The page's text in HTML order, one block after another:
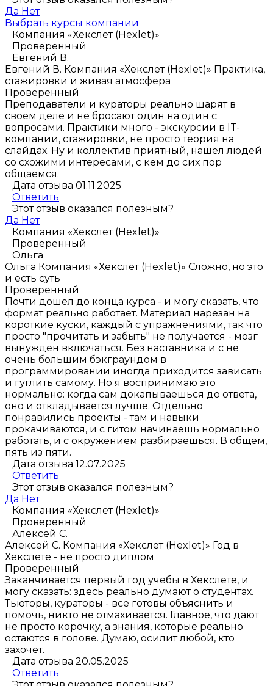
Да Нет
Выбрать курсы компании
Компания «Хекслет (Hexlet)»
Проверенный
Евгений В.
Евгений В. Компания «Хекслет (Hexlet)» Практика,
стажировки и живая атмосфера
Проверенный
Преподаватели и кураторы реально шарят в
своём деле и не бросают один на один с
вопросами. Практики много - экскурсии в IT-
компании, стажировки, не просто теория на
слайдах. Ну и коллектив приятный, нашёл людей
со схожими интересами, с кем до сих пор
общаемся.
Дата отзыва 01.11.2025
Ответить
Этот отзыв оказался полезным?
Да Нет
Компания «Хекслет (Hexlet)»
Проверенный
Ольга
Ольга Компания «Хекслет (Hexlet)» Сложно, но это
и есть суть
Проверенный
Почти дошел до конца курса - и могу сказать, что
формат реально работает. Материал нарезан на
короткие куски, каждый с упражнениями, так что
просто "прочитать и забыть" не получается - мозг
вынужден включаться. Без наставника и с не
очень большим бэкграундом в
программировании иногда приходится зависать
и гуглить самому. Но я воспринимаю это
нормально: когда сам докапываешься до ответа,
оно и откладывается лучше. Отдельно
понравились проекты - там и навыки
прокачиваются, и с гитом начинаешь нормально
работать, и с окружением разбираешься. В общем,
пять из пяти.
Дата отзыва 12.07.2025
Ответить
Этот отзыв оказался полезным?
Да Нет
Компания «Хекслет (Hexlet)»
Проверенный
Алексей С.
Алексей С. Компания «Хекслет (Hexlet)» Год в
Хекслете - не просто диплом
Проверенный
Заканчивается первый год учебы в Хекслете, и
могу сказать: здесь реально думают о студентах.
Тьюторы, кураторы - все готовы объяснить и
помочь, никто не отмахивается. Главное, что дают
не просто корочку, а знания, которые реально
остаются в голове. Думаю, осилит любой, кто
захочет.
Дата отзыва 20.05.2025
Ответить